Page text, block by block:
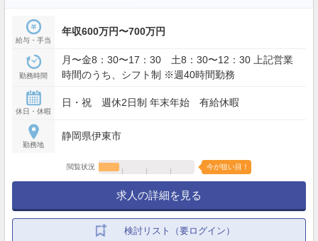
給与・手当
年収600万円〜700万円
勤務時間
月〜金8：30〜17：30 土8：30〜12：30 上記営業
時間のうち、シフト制 ※週40時間勤務
休日・休暇
日・祝 週休2日制 年末年始 有給休暇
勤務地
静岡県伊東市
閲覧状況 今が狙い目！
求人の詳細を見る
検討リスト（要ログイン）